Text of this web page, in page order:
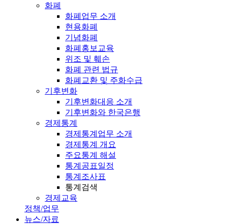
화폐
화폐업무 소개
현용화폐
기념화폐
화폐홍보교육
위조 및 훼손
화폐 관련 법규
화폐교환 및 주화수급
기후변화
기후변화대응 소개
기후변화와 한국은행
경제통계
경제통계업무 소개
경제통계 개요
주요통계 해설
통계공표일정
통계조사표
통계검색
경제교육
정책/업무
뉴스/자료